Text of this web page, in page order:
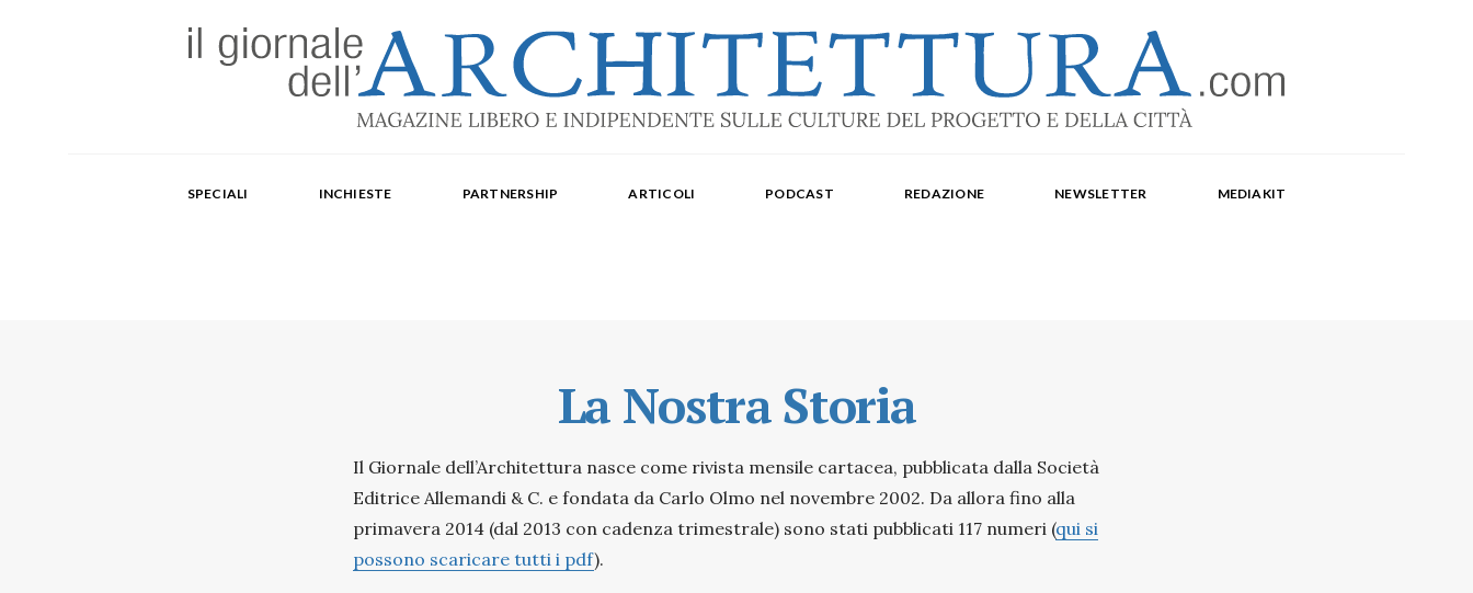
Paola Repellino, Veronica Rodenigo, Cecilia Rosa, Ubaldo Spina. Editore Delegato per The Architectural Post: Luca Gibello.
SPECIALI INCHIESTE PARTNERSHIP ARTICOLI PODCAST REDAZIONE NEWSLETTER MEDIAKIT
La Nostra Storia
Il Giornale dell’Architettura nasce come rivista mensile cartacea, pubblicata dalla Società
Editrice Allemandi & C. e fondata da Carlo Olmo nel novembre 2002. Da allora fino alla
primavera 2014 (dal 2013 con cadenza trimestrale) sono stati pubblicati 117 numeri (qui si
possono scaricare tutti i pdf).